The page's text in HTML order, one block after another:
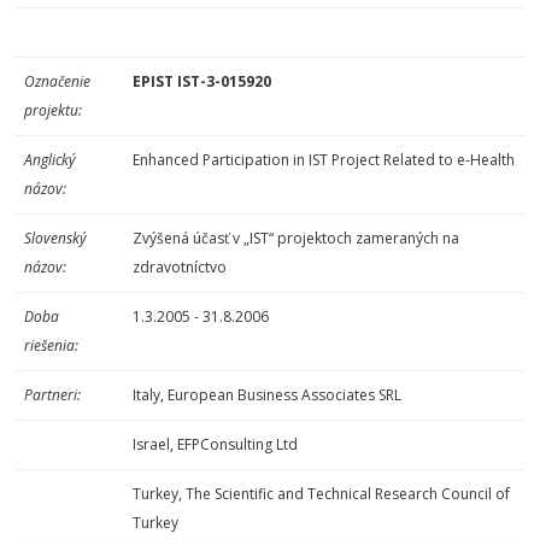
Označenie
projektu:
EPIST IST-3-015920
Anglický
názov:
Enhanced Participation in IST Project Related to e-Health
Slovenský
názov:
Zvýšená účasť v „IST“ projektoch zameraných na
zdravotníctvo
Doba
riešenia:
1.3.2005 - 31.8.2006
Partneri: Italy, European Business Associates SRL
Israel, EFPConsulting Ltd
Turkey, The Scientific and Technical Research Council of
Turkey